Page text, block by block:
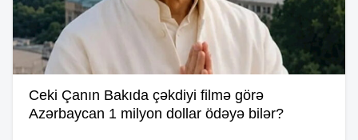
Ceki Çanın Bakıda çəkdiyi filmə görə
Azərbaycan 1 milyon dollar ödəyə bilər?